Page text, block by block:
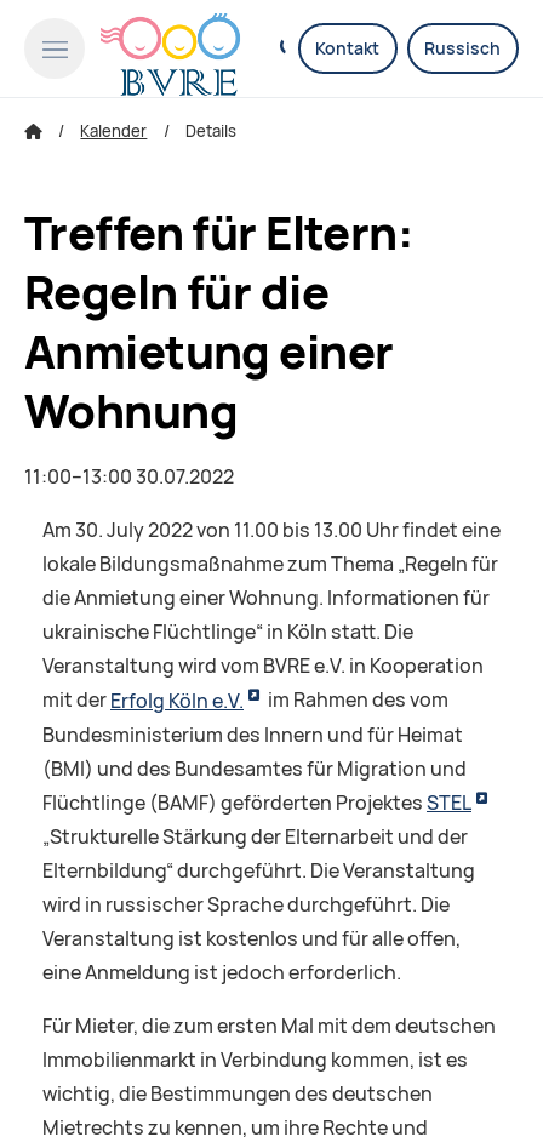
Kontakt Russisch
Kalender Details
Treffen für Eltern:
Regeln für die
Anmietung einer
Wohnung
11:00–13:00 30.07.2022
Am 30. July 2022 von 11.00 bis 13.00 Uhr findet eine
lokale Bildungsmaßnahme zum Thema „Regeln für
die Anmietung einer Wohnung. Informationen für
ukrainische Flüchtlinge“ in Köln statt. Die
Veranstaltung wird vom BVRE e.V. in Kooperation
mit derErfolg Köln e.V.
im Rahmen des vom
Bundesministerium des Innern und für Heimat
(BMI) und des Bundesamtes für Migration und
Flüchtlinge (BAMF) geförderten ProjektesSTEL
„Strukturelle Stärkung der Elternarbeit und der
Elternbildung“ durchgeführt. Die Veranstaltung
wird in russischer Sprache durchgeführt. Die
Veranstaltung ist kostenlos und für alle offen,
eine Anmeldung ist jedoch erforderlich.
Für Mieter, die zum ersten Mal mit dem deutschen
Immobilienmarkt in Verbindung kommen, ist es
wichtig, die Bestimmungen des deutschen
Mietrechts zu kennen, um ihre Rechte und